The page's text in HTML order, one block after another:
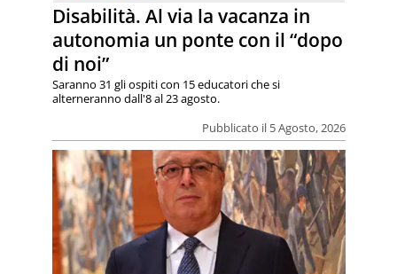
Disabilità. Al via la vacanza in
autonomia un ponte con il “dopo
di noi”
Pubblicato il 5 Agosto, 2026
Saranno 31 gli ospiti con 15 educatori che si
alterneranno dall'8 al 23 agosto.